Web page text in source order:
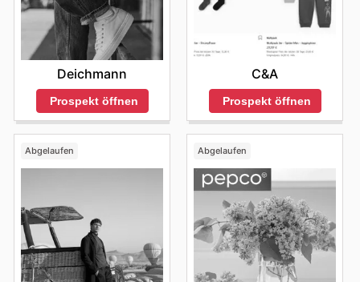
Deichmann
Prospekt öffnen
C&A
Prospekt öffnen
Abgelaufen Abgelaufen